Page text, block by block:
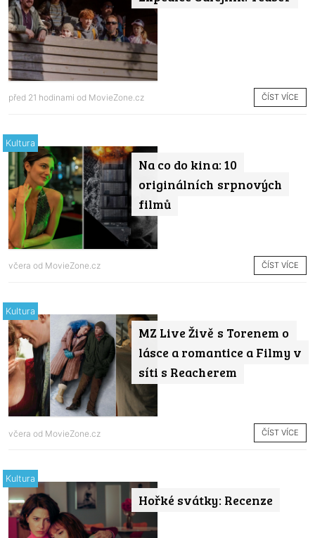
před 21 hodinami od MovieZone.cz ČÍST VÍCE
Na co do kina: 10
originálních srpnových
filmů
Kultura
včera od MovieZone.cz ČÍST VÍCE
MZ Live Živě s Torenem o
lásce a romantice a Filmy v
síti s Reacherem
Kultura
včera od MovieZone.cz ČÍST VÍCE
Hořké svátky: Recenze
Kultura